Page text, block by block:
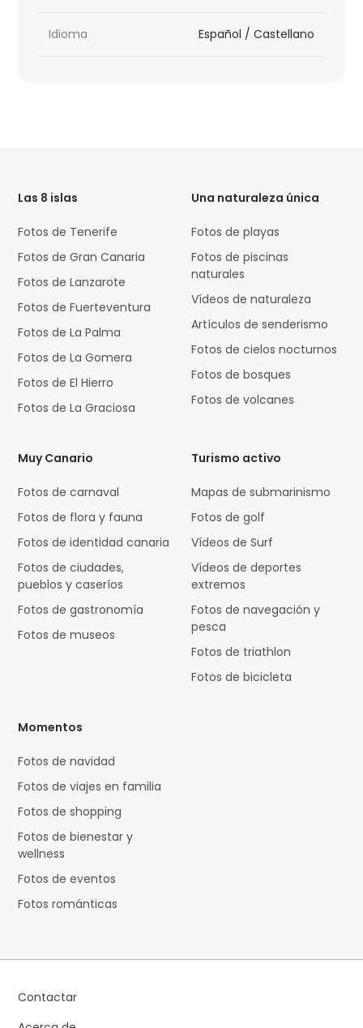
Idioma Español / Castellano
Las 8 islas
Fotos de Tenerife
Fotos de Gran Canaria
Fotos de Lanzarote
Fotos de Fuerteventura
Fotos de La Palma
Fotos de La Gomera
Fotos de El Hierro
Fotos de La Graciosa
Una naturaleza única
Fotos de playas
Fotos de piscinas
naturales
Vídeos de naturaleza
Artículos de senderismo
Fotos de cielos nocturnos
Fotos de bosques
Fotos de volcanes
Muy Canario
Fotos de carnaval
Fotos de flora y fauna
Fotos de identidad canaria
Fotos de ciudades,
pueblos y caseríos
Fotos de gastronomía
Fotos de museos
Turismo activo
Mapas de submarinismo
Fotos de golf
Vídeos de Surf
Vídeos de deportes
extremos
Fotos de navegación y
pesca
Fotos de triathlon
Fotos de bicicleta
Momentos
Fotos de navidad
Fotos de viajes en familia
Fotos de shopping
Fotos de bienestar y
wellness
Fotos de eventos
Fotos románticas
Contactar